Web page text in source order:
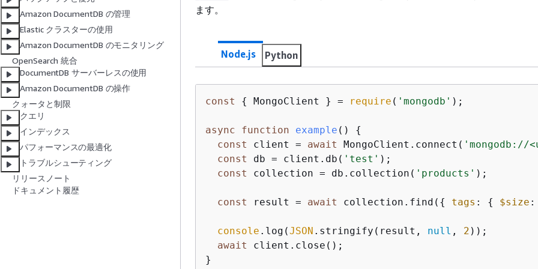
Amazon DocumentDB の管理
Elastic クラスターの使用
Amazon DocumentDB のモニタリング
OpenSearch 統合
DocumentDB サーバーレスの使用
Amazon DocumentDB の操作
クォータと制限
クエリ
インデックス
パフォーマンスの最適化
トラブルシューティング
リリースノート
ドキュメント履歴
ます。
Node.js Python
const { MongoClient } = require ( 'mongodb' );
async function example ( ) {
const
client = await MongoClient.connect( 'mongodb://
const
db = client.db( 'test' );
const
collection = db.collection( 'products' );
const result = await collection.find( { tags : { $size :
console .log(JSON .stringify(result, null , 2 ));
await
client.close();
}